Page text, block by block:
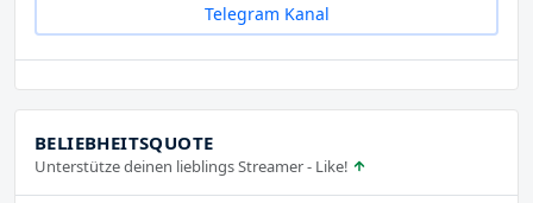
Telegram Kanal
BELIEBHEITSQUOTE
Unterstütze deinen lieblings Streamer - Like!